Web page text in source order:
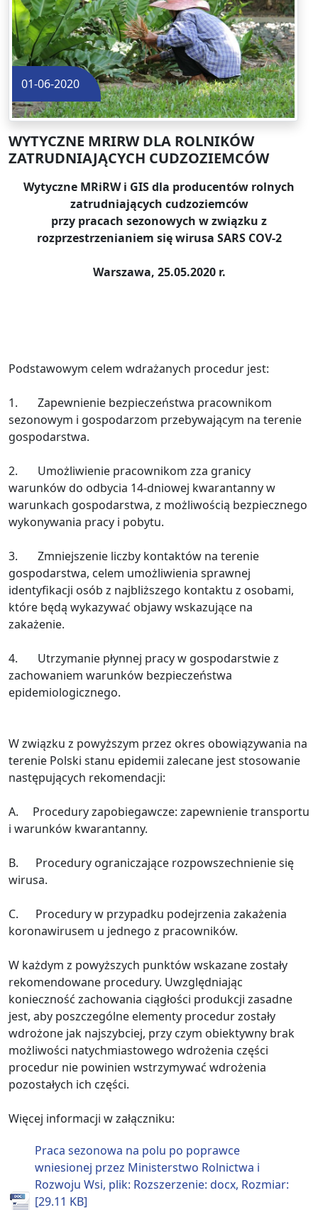
01-06-2020
WYTYCZNE MRIRW DLA ROLNIKÓW
ZATRUDNIAJĄCYCH CUDZOZIEMCÓW
Wytyczne MRiRW i GIS dla producentów rolnych
zatrudniających cudzoziemców
przy pracach sezonowych w związku z
rozprzestrzenianiem się wirusa SARS COV-2
Warszawa, 25.05.2020 r.
Podstawowym celem wdrażanych procedur jest:
1. Zapewnienie bezpieczeństwa pracownikom
sezonowym i gospodarzom przebywającym na terenie
gospodarstwa.
2. Umożliwienie pracownikom zza granicy
warunków do odbycia 14-dniowej kwarantanny w
warunkach gospodarstwa, z możliwością bezpiecznego
wykonywania pracy i pobytu.
3. Zmniejszenie liczby kontaktów na terenie
gospodarstwa, celem umożliwienia sprawnej
identyfikacji osób z najbliższego kontaktu z osobami,
które będą wykazywać objawy wskazujące na
zakażenie.
4. Utrzymanie płynnej pracy w gospodarstwie z
zachowaniem warunków bezpieczeństwa
epidemiologicznego.
W związku z powyższym przez okres obowiązywania na
terenie Polski stanu epidemii zalecane jest stosowanie
następujących rekomendacji:
A. Procedury zapobiegawcze: zapewnienie transportu
i warunków kwarantanny.
B. Procedury ograniczające rozpowszechnienie się
wirusa.
C. Procedury w przypadku podejrzenia zakażenia
koronawirusem u jednego z pracowników.
W każdym z powyższych punktów wskazane zostały
rekomendowane procedury. Uwzględniając
konieczność zachowania ciągłości produkcji zasadne
jest, aby poszczególne elementy procedur zostały
wdrożone jak najszybciej, przy czym obiektywny brak
możliwości natychmiastowego wdrożenia części
procedur nie powinien wstrzymywać wdrożenia
pozostałych ich części.
Więcej informacji w załączniku:
Praca sezonowa na polu po poprawce
wniesionej przez Ministerstwo Rolnictwa i
Rozwoju Wsi, plik: Rozszerzenie: docx, Rozmiar:
[29.11 KB]